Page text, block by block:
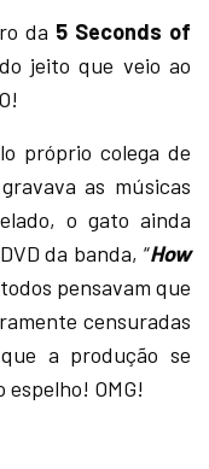
da 5 Seconds of
jeito que veio ao
próprio colega de
as músicas
o gato ainda
da banda, “How
pensavam que
censuradas
a produção se
OMG!